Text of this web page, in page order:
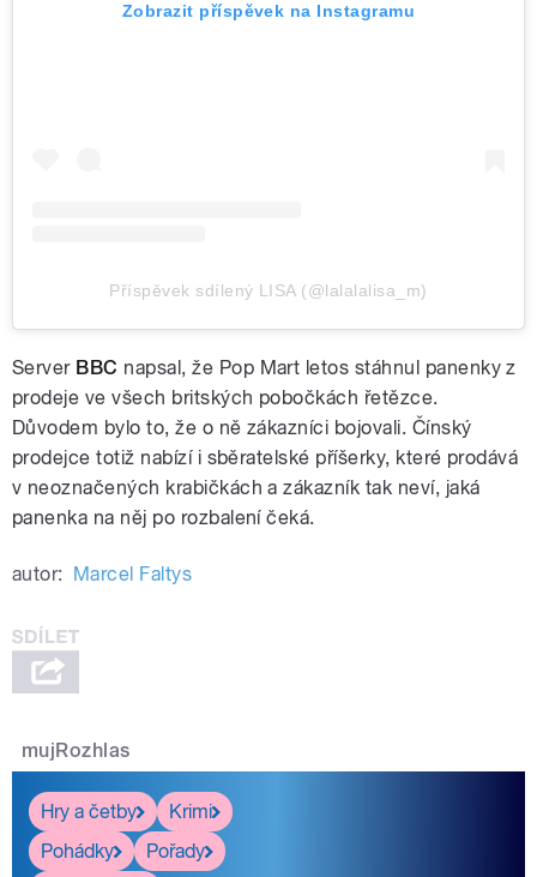
Zobrazit příspěvek na Instagramu
Příspěvek sdílený LISA (@lalalalisa_m)
Server BBC napsal, že Pop Mart letos stáhnul panenky z
prodeje ve všech britských pobočkách řetězce.
Důvodem bylo to, že o ně zákazníci bojovali. Čínský
prodejce totiž nabízí i sběratelské příšerky, které prodává
v neoznačených krabičkách a zákazník tak neví, jaká
panenka na něj po rozbalení čeká.
autor: Marcel Faltys
mujRozhlas
Hry a četby
Krimi
Pohádky
Pořady